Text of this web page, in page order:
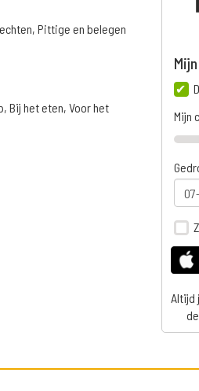
Pittige en belegen
Bij het eten, Voor het
Mijn
Altijd